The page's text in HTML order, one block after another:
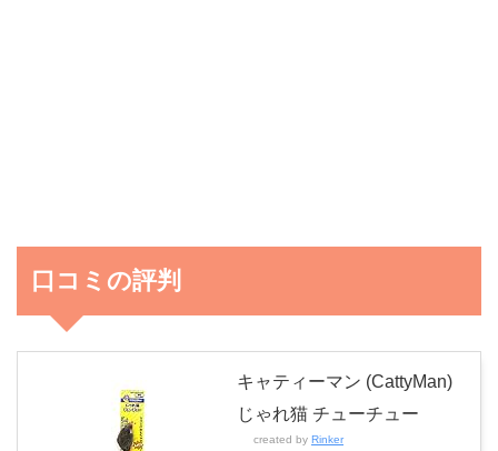
口コミの評判
キャティーマン (CattyMan)
じゃれ猫 チューチュー
created by Rinker